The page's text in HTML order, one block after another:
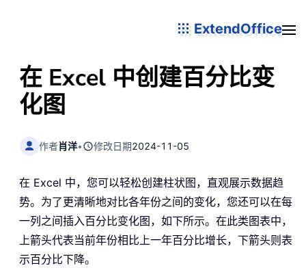
ExtendOffice
在 Excel 中创建百分比变
化图
作者肖洋• 修改日期2024-11-05
在 Excel 中，您可以轻松创建柱状图，直观展示数据趋
势。为了更清晰地对比各年份之间的变化，您还可以在每
一列之间插入百分比变化图，如下所示。在此类图表中，
上箭头代表当前年份相比上一年百分比增长，下箭头则表
示百分比下降。